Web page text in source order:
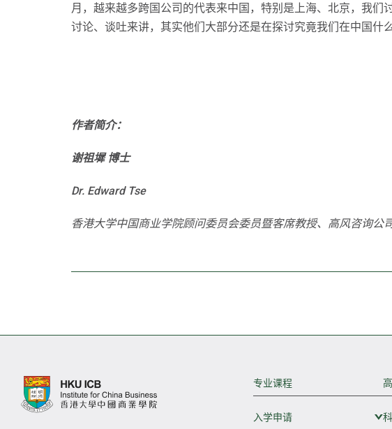
月，越来越多跨国公司的代表来中国，特别是上海、北京，我
讨论、谈吐来讲，其实他们大部分还是在探讨究竟我们在中国什
作者简介：
谢祖墀 博士
Dr. Edward Tse
香港大学中国商业学院顾问委员会委员暨客席教授、高风咨询公
专业课程
入学申请